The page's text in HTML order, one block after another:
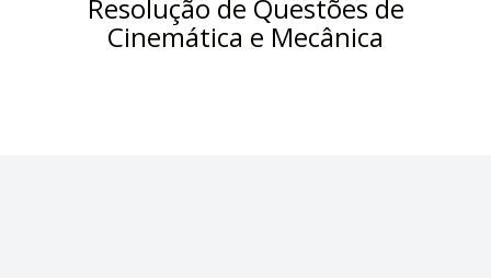
Resolução de Questões de
Cinemática e Mecânica